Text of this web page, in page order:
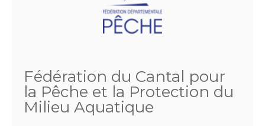
Fédération du Cantal pour
la Pêche et la Protection du
Milieu Aquatique